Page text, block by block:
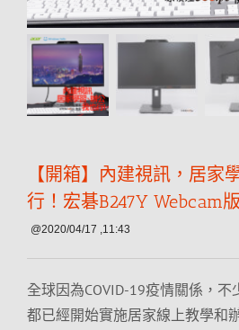
【開箱】內建視訊，居家
行！宏碁B247Y Webcam
@2020/04/17 ,11:43
全球因為COVID-19疫情關係，
都已經開始實施居家線上教學和